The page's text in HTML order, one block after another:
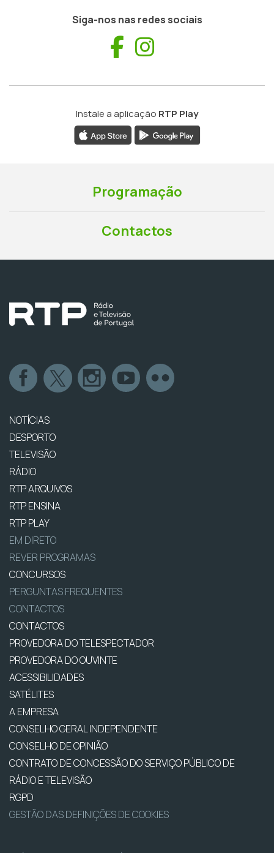
Siga-nos nas redes sociais
Facebook
Instale a aplicação RTP Play
Programação
Contactos
NOTÍCIAS
DESPORTO
TELEVISÃO
RÁDIO
RTP ARQUIVOS
RTP ENSINA
RTP PLAY
EM DIRETO
REVER PROGRAMAS
CONCURSOS
PERGUNTAS FREQUENTES
CONTACTOS
CONTACTOS
PROVEDORA DO TELESPECTADOR
PROVEDORA DO OUVINTE
ACESSIBILIDADES
SATÉLITES
A EMPRESA
CONSELHO GERAL INDEPENDENTE
CONSELHO DE OPINIÃO
CONTRATO DE CONCESSÃO DO SERVIÇO PÚBLICO DE
RÁDIO E TELEVISÃO
RGPD
GESTÃO DAS DEFINIÇÕES DE COOKIES